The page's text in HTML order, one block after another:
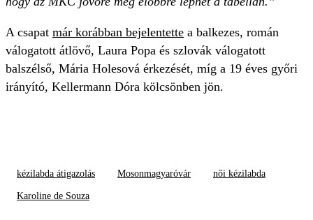
A csapat már korábban bejelentette a balkezes, román
válogatott átlövő, Laura Popa és szlovák válogatott
balszélső, Mária Holesová érkezését, míg a 19 éves győri
irányító, Kellermann Dóra kölcsönben jön.
kézilabda átigazolás Mosonmagyaróvár női kézilabda
Karoline de Souza